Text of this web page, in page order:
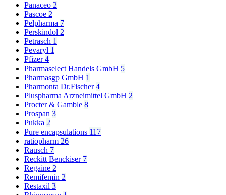
Panaceo 2
Pascoe 2
Pelpharma 7
Perskindol 2
Petrasch 1
Pevaryl 1
Pfizer4
Pharmaselect Handels GmbH 5
Pharmasgp GmbH 1
Pharmonta Dr.Fischer4
Pluspharma Arzneimittel GmbH 2
Procter & Gamble 8
Prospan 3
Pukka 2
Pure encapsulations 117
ratiopharm 26
Rausch 7
Reckitt Benckiser 7
Regaine 2
Remifemin 2
Restaxil 3